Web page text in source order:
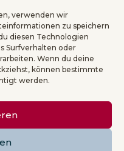
verwenden wir
zu speichern
diesen Technologien
Surfverhalten oder
Wenn du deine
können bestimmte
werden.